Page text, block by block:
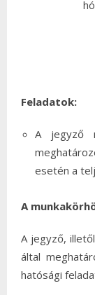
Feladatok:
A jegyző
esetén a
A
A jegyző,
által
hatósági